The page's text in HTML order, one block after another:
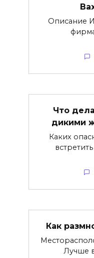
Описание
Что
дикими
Каких
Как
Лучше